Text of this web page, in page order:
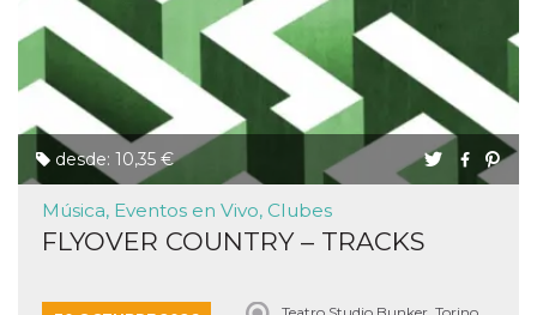
desde: 10,35 €
Música, Eventos en Vivo, Clubes
FLYOVER COUNTRY – TRACKS